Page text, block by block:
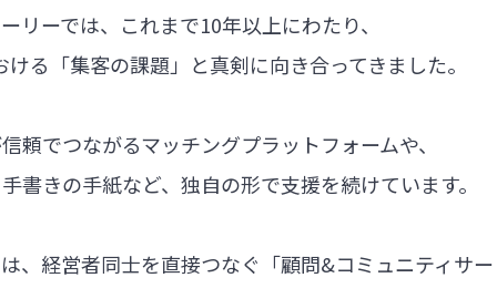
リーでは、これまで10年以上にわたり、
る「集客の課題」と真剣に向き合ってきました。
頼でつながるマッチングプラットフォームや、
書きの手紙など、独自の形で支援を続けています。
、経営者同士を直接つなぐ「顧問&コミュニティサ